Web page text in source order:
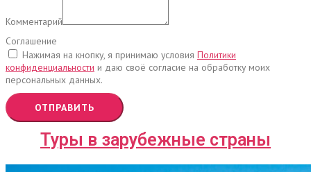
Комментарий
Соглашение
Нажимая на кнопку, я принимаю условия Политики
конфиденциальности и даю своё согласие на обработку моих
персональных данных.
ОТПРАВИТЬ
Туры в зарубежные страны